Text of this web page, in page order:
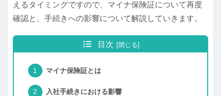
えるタイミングですので、マイナ保険証について再度
確認と、手続きへの影響について解説していきます。
目次
マイナ保険証とは
入社手続きにおける影響